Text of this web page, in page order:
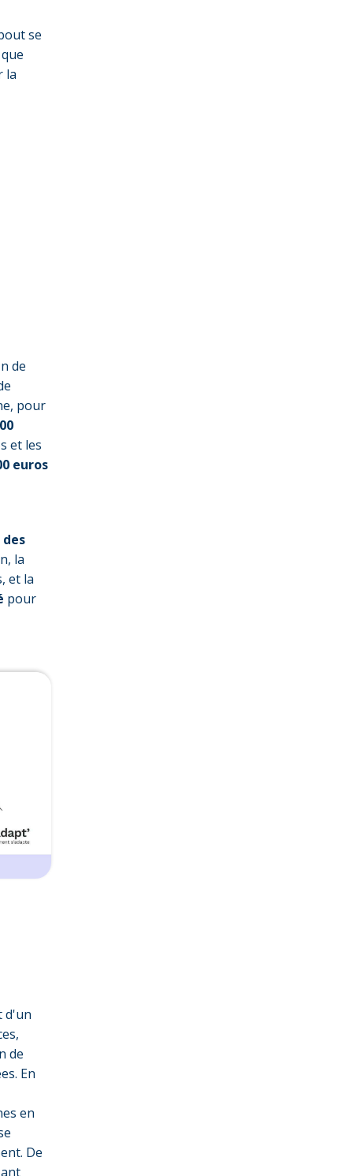
se
la
de
pour
et les
euros
la
et la
pour
d'un
de
En
en
De